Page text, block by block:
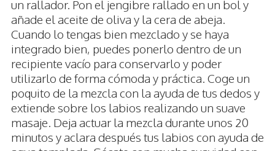
un rallador. Pon el jengibre rallado en un bol y
añade el aceite de oliva y la cera de abeja.
Cuando lo tengas bien mezclado y se haya
integrado bien, puedes ponerlo dentro de un
recipiente vacío para conservarlo y poder
utilizarlo de forma cómoda y práctica. Coge un
poquito de la mezcla con la ayuda de tus dedos y
extiende sobre los labios realizando un suave
masaje. Deja actuar la mezcla durante unos 20
minutos y aclara después tus labios con ayuda de